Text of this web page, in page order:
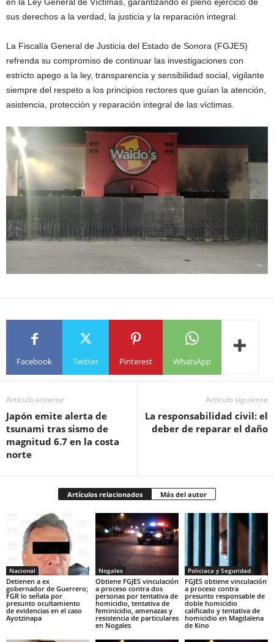
en la Ley General de Víctimas, garantizando el pleno ejercicio de
sus derechos a la verdad, la justicia y la reparación integral.
La Fiscalía General de Justicia del Estado de Sonora (FGJES)
refrenda su compromiso de continuar las investigaciones con
estricto apego a la ley, transparencia y sensibilidad social, vigilante
siempre del respeto a los principios rectores que guían la atención,
asistencia, protección y reparación integral de las víctimas.
Facebook Twitter Pinterest WhatsApp
Artículo anterior
Japón emite alerta de
tsunami tras sismo de
magnitud 6.7 en la costa
norte
Artículo siguiente
La responsabilidad civil: el
deber de reparar el daño
Artículos relacionados Más del autor
Nacional
Detienen a ex
gobernador de Guerrero;
FGR lo señala por
presunto ocultamiento
de evidencias en el caso
Ayotzinapa
Nogales
Obtiene FGJES vinculación
a proceso contra dos
personas por tentativa de
homicidio, tentativa de
feminicidio, amenazas y
resistencia de particulares
en Nogales
Policiaca y Seguridad
FGJES obtiene vinculación
a proceso contra
presunto responsable de
doble homicidio
calificado y tentativa de
homicidio en Magdalena
de Kino